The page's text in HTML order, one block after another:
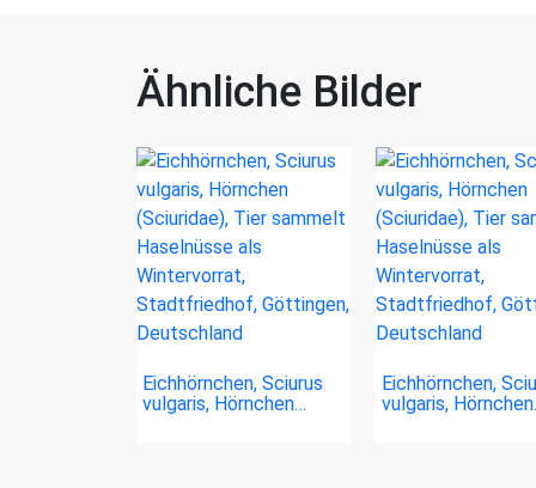
Ähnliche Bilder
Eichhörnchen, Sciurus
vulgaris, Hörnchen…
Eichhörnchen,
vulgaris,